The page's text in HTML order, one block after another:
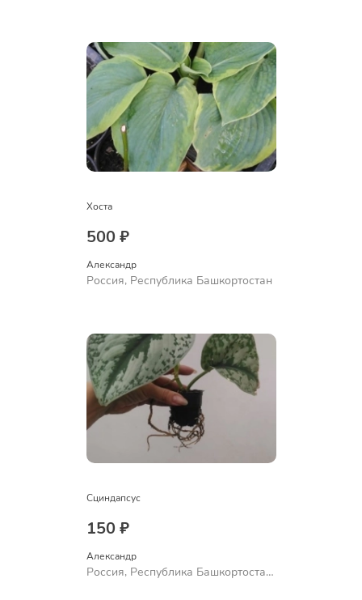
Хоста
500 ₽
Александр
Россия, Республика Башкортостан
Сциндапсус
150 ₽
Александр
Россия, Республика Башкортостан,